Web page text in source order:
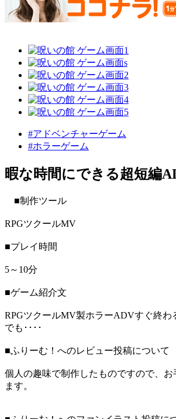
#アドベンチャーゲーム
#ホラーゲーム
暇な時間にできる超短編
■制作ツール
RPGツクールMV
■プレイ時間
5～10分
■ゲーム紹介文
RPGツクールMV製ホラーADVすぐ終わ
でも････
■ふりーむ！へのレビュー投稿について
個人の趣味で制作したものですので、お
ます。